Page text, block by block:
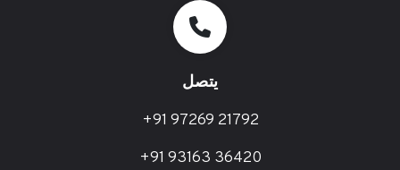
يتصل
+91 97269 21792
+91 93163 36420